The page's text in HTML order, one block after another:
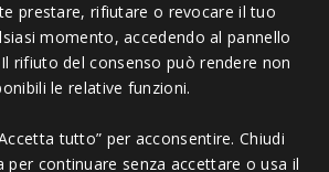
non sono un giocattolo; i bambini
l'elastico più di tre volte la sua
- Icarus Project sas
- P.IVA 01151030457 - REA MS 117168
prestare, rifiutare o revocare il tuo
momento, accedendo al pannello
rifiuto del consenso può rendere non
le relative funzioni.
tutto” per acconsentire. Chiudi
per continuare senza accettare o usa il